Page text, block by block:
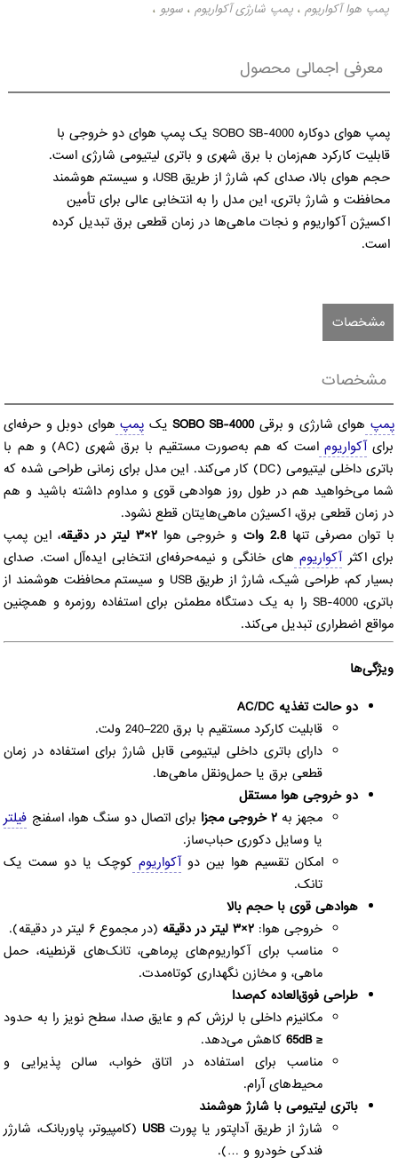
پمپ هوا آکواریوم ، پمپ شارژی آکواریوم ، سوبو ،
معرفی اجمالی محصول
محافظت و شارژ باتری، این مدل را به انتخابی عالی برای تأمین
اکسیژن آکواریوم و نجات ماهی‌ها در زمان قطعی برق تبدیل کرده
است.
مشخصات
مشخصات
پمپ هوای شارژی و برقیSOBO SB-4000 یک پمپ هوای دوبل و حرفه‌ای
برایآکواریوم
است که هم به‌صورت مستقیم با برق شهری (AC) و هم با
باتری داخلی لیتیومی (DC) کار می‌کند. این مدل برای زمانی طراحی شده که
شما می‌خواهید هم در طول روز هوادهی قوی و مداوم داشته باشید و هم
در زمان قطعی برق، اکسیژن ماهی‌هایتان قطع نشود.
با توان مصرفی تنها2.8 وات و خروجی هوا۲×۳ لیتر در دقیقه
، این پمپ
برای اکثرآکواریوم ‌های خانگی و نیمه‌حرفه‌ای انتخابی ایده‌آل است. صدای
بسیار کم، طراحی شیک، شارژ از طریق USB و سیستم محافظت هوشمند از
باتری، SB-4000 را به یک دستگاه مطمئن برای استفاده روزمره و همچنین
مواقع اضطراری تبدیل می‌کند.
ویژگی‌ها
دو حالت تغذیه AC/DC
قابلیت کارکرد مستقیم با برق 220–240 ولت.
دارای باتری داخلی لیتیومی قابل شارژ برای استفاده در زمان
قطعی برق یا حمل‌ونقل ماهی‌ها.
دو خروجی هوا مستقل
مجهز به ۲ خروجی مجزا برای اتصال دو سنگ هوا، اسفنج فیلتر
یا وسایل دکوری حباب‌ساز.
امکان تقسیم هوا بین دوآکواریوم کوچک یا دو سمت یک
تانک.
هوادهی قوی با حجم بالا
خروجی هوا: ۲×۳ لیتر در دقیقه
(در مجموع ۶ لیتر در دقیقه).
مناسب برای آکواریوم‌های پرماهی، تانک‌های قرنطینه، حمل
ماهی، و مخازن نگهداری کوتاه‌مدت.
طراحی فوق‌العاده کم‌صدا
مکانیزم داخلی با لرزش کم و عایق صدا، سطح نویز را به حدود
≤ 65dB
کاهش می‌دهد.
مناسب برای استفاده در اتاق خواب، سالن پذیرایی و
محیط‌های آرام.
باتری لیتیومی با شارژ هوشمند
شارژ از طریق آداپتور یا پورتUSB (کامپیوتر، پاوربانک، شارژر
فندکی خودرو و …).